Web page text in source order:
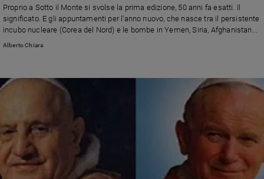
Proprio a Sotto il Monte si svolse la prima edizione, 50 anni fa esatti. Il
significato. E gli appuntamenti per l'anno nuovo, che nasce tra il persistente
incubo nucleare (Corea del Nord) e le bombe in Yemen, Siria, Afghanistan...
Alberto Chiara